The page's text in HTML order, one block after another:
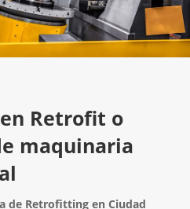
Retrofit o
maquinaria
de Retrofitting en Ciudad